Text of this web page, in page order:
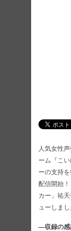
人気女性
ーム『こ
ーの支持
配信開始
カー」祐
ューしまし
―収録の感